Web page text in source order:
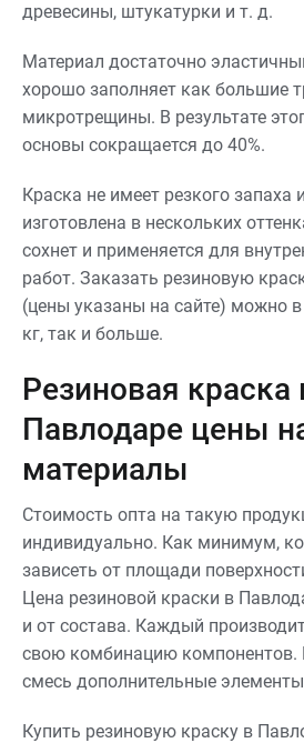
древесины, штукатурки и т. д.
Материал достаточно
хорошо заполняет как большие
микротрещины. В результате
основы сокращается до 40%.
Краска не имеет резкого запаха
изготовлена в нескольких
сохнет и применяется для
работ. Заказать резиновую
(цены указаны на сайте) можно
кг, так и больше.
Резиновая краска
Павлодаре цены
материалы
Стоимость опта на такую
индивидуально. Как минимум,
зависеть от площади
Цена резиновой краски в
и от состава. Каждый
свою комбинацию
смесь дополнительные
Купить резиновую краску в